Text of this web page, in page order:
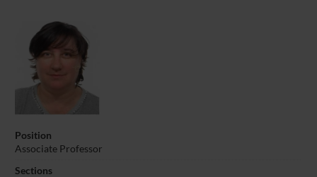
Position
Associate Professor
Sections